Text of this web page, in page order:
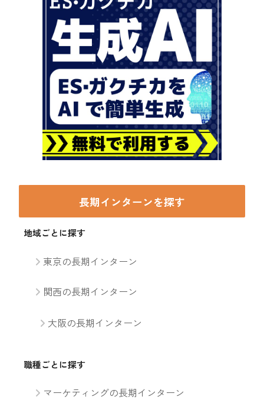
長期インターンを探す
地域ごとに探す
東京の長期インターン
関西の長期インターン
大阪の長期インターン
職種ごとに探す
マーケティングの長期インターン